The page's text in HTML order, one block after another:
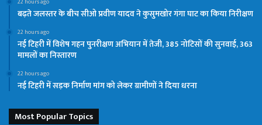
22 hours ago
बढ़ते जलस्तर के बीच सीओ प्रवीण यादव ने कुसुमखोर गंगा घाट का किया निरीक्षण
22 hours ago
नई टिहरी में विशेष गहन पुनरीक्षण अभियान में तेजी, 385 नोटिसों की सुनवाई, 363
मामलों का निस्तारण
22 hours ago
नई टिहरी में सड़क निर्माण मांग को लेकर ग्रामीणों ने दिया धरना
Most Popular Topics